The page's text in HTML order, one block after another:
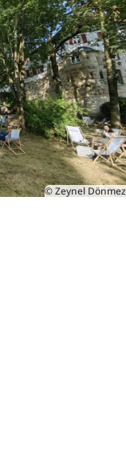
© Zeynel Dönmez